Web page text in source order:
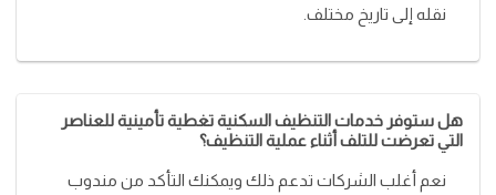
نقله إلى تاريخ مختلف.
هل ستوفر خدمات التنظيف السكنية تغطية تأمينية للعناصر
التي تعرضت للتلف أثناء عملية التنظيف؟
نعم أغلب الشركات تدعم ذلك ويمكنك التأكد من مندوب